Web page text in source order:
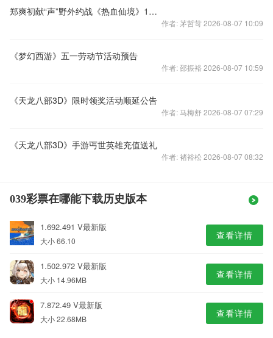
郑爽初献“声”野外约战《热血仙境》16日首发
作者: 茅哲苛 2026-08-07 10:09
《梦幻西游》五一劳动节活动预告
作者: 邵振裕 2026-08-07 10:59
《天龙八部3D》限时领奖活动顺延公告
作者: 马梅舒 2026-08-07 07:29
《天龙八部3D》手游丐世英雄充值送礼
作者: 褚裕松 2026-08-07 08:32
039彩票在哪能下载历史版本
1.692.491 V最新版
大小 66.10 查看详情
1.502.972 V最新版
大小 14.96MB 查看详情
7.872.49 V最新版
大小 22.68MB 查看详情